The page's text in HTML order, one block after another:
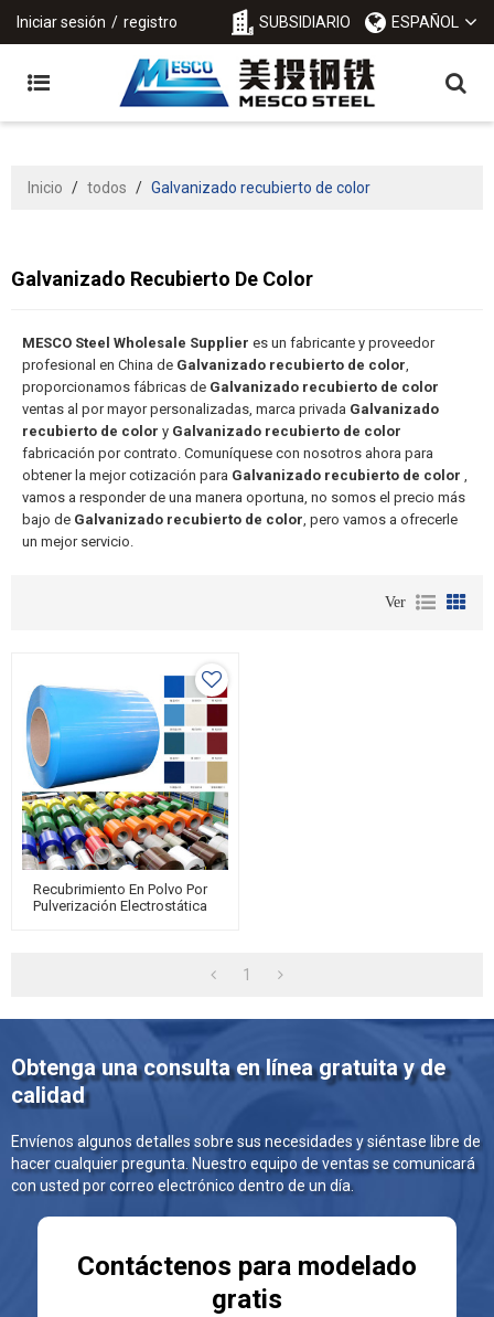
Iniciar sesión / registro SUBSIDIARIO ESPAÑOL
Inicio / todos / Galvanizado recubierto de color
Galvanizado Recubierto De Color
MESCO Steel Wholesale Supplier es un fabricante y proveedor
profesional en China de Galvanizado recubierto de color,
proporcionamos fábricas de Galvanizado recubierto de color
ventas al por mayor personalizadas, marca privada Galvanizado
recubierto de color y Galvanizado recubierto de color
fabricación por contrato. Comuníquese con nosotros ahora para
obtener la mejor cotización para Galvanizado recubierto de color ,
vamos a responder de una manera oportuna, no somos el precio más
bajo de Galvanizado recubierto de color, pero vamos a ofrecerle
un mejor servicio.
Ver
Recubrimiento En Polvo Por
Pulverización Electrostática
1
Obtenga una consulta en línea gratuita y de
calidad
Envíenos algunos detalles sobre sus necesidades y siéntase libre de
hacer cualquier pregunta. Nuestro equipo de ventas se comunicará
con usted por correo electrónico dentro de un día.
Contáctenos para modelado
gratis